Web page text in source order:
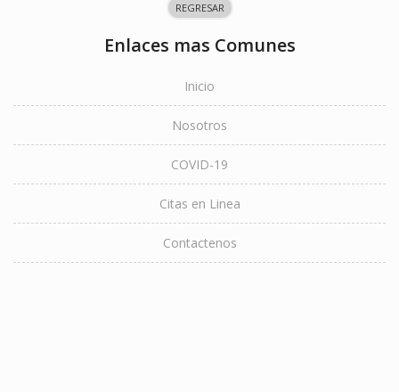
REGRESAR
Enlaces mas Comunes
Inicio
Nosotros
COVID-19
Citas en Linea
Contactenos